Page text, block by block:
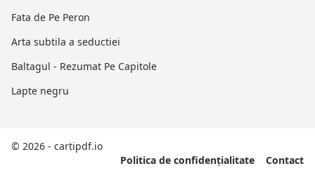
Fata de Pe Peron
Arta subtila a seductiei
Baltagul - Rezumat Pe Capitole
Lapte negru
© 2026 - cartipdf.io
Politica de confidențialitate
Contact